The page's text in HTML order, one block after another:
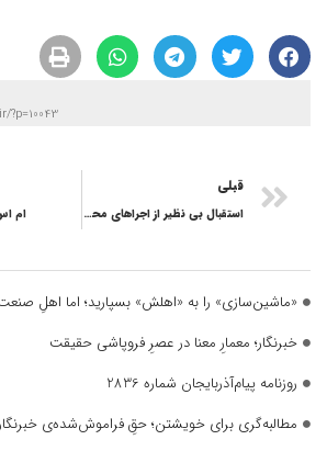
قبلی
استقبال بی نظیر از اجراهای محیطی7000 مخاطب در روز ابتدایی جشنواره تئاتر بسیح آذربایجان شرقی ام
«ماشین‌سازی» را به «اهلش» بسپارید؛ اما اهلِ
خبرنگار؛ معمارِ معنا در عصرِ فروپاشی حقیقت
روزنامه پیام‌آذربایجان شماره 2836
مطالبه‌گری برای خویشتن؛ حقِ فراموش‌شده‌ی